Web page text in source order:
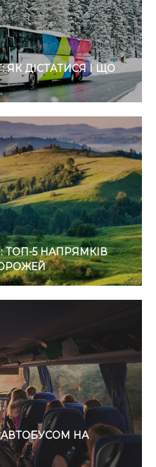
ДІСТАТИСЯ І ЩО
ТОП-5 НАПРЯМКІВ
АВТОБУСОМ НА